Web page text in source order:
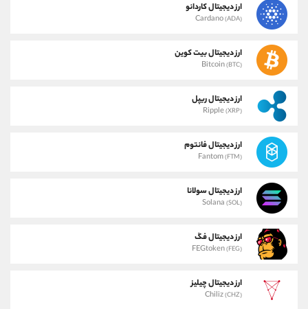
ارز دیجیتال کاردانو
Cardano(ADA)
ارز دیجیتال بیت کوین
Bitcoin(BTC)
ارز دیجیتال ریپل
Ripple(XRP)
ارز دیجیتال فانتوم
Fantom(FTM)
ارز دیجیتال سولانا
Solana (SOL)
ارز دیجیتال فگ
FEGtoken(FEG)
ارز دیجیتال چیلیز
Chiliz(CHZ)